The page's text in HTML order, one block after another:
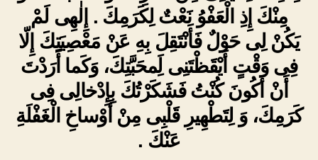
مِنْكَ إِذِ الْعَفْوُ نَعْتٌ لِكَرَمِكَ . إِلٰهِى لَمْ
يَكُنْ لِى حَوْلٌ فَأَنْتَقِلَ بِهِ عَنْ مَعْصِيَتِكَ إِلّا
فِى وَقْتٍ أَيْقَظْتَنِى لَِمحَبَّتِكَ، وَكَما أَرَدْتَ
أَنْ أَكُونَ كُنْتُ فَشَكَرْتُكَ بِإِدْخالِى فِى
كَرَمِكَ، وَ لِتَطْهِيرِ قَلْبِى مِنْ أَوْساخِ الْغَفْلَةِ
عَنْكَ .